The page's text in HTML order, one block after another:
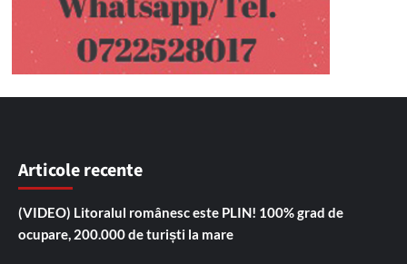
Articole recente
(VIDEO) Litoralul românesc este PLIN! 100% grad de
ocupare, 200.000 de turiști la mare